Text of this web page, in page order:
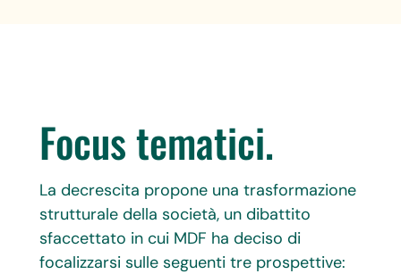
Focus tematici.
La decrescita propone una trasformazione
strutturale della società, un dibattito
sfaccettato in cui MDF ha deciso di
focalizzarsi sulle seguenti tre prospettive: